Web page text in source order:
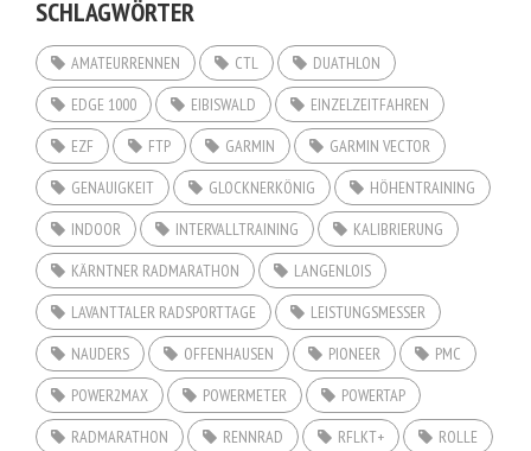
SCHLAGWÖRTER
AMATEURRENNEN CTL
DUATHLON
EDGE 1000
EIBISWALD
EINZELZEITFAHREN
EZF
FTP GARMIN
GARMIN VECTOR
GENAUIGKEIT
GLOCKNERKÖNIG
HÖHENTRAINING
INDOOR
INTERVALLTRAINING
KALIBRIERUNG
KÄRNTNER RADMARATHON
LANGENLOIS
LAVANTTALER RADSPORTTAGE
LEISTUNGSMESSER
NAUDERS
OFFENHAUSEN PIONEER
PMC
POWER2MAX
POWERMETER
POWERTAP
RADMARATHON
RENNRAD RFLKT+
ROLLE